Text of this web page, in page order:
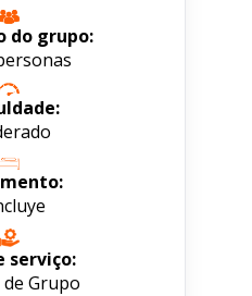
do grupo:
serviço:
Grupo